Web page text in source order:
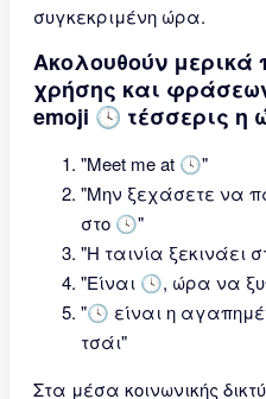
συγκεκριμένη ώρα.
Ακολουθούν
χρήσης και
emoji 🕓 τέσσερις η
"Meet me at 🕓"
"Μην ξεχάσετε να
στο 🕓"
"Η ταινία ξεκινάει
"Είναι 🕓, ώρα να
"🕓 είναι η
τσάι"
Στα μέσα κοινωνικής